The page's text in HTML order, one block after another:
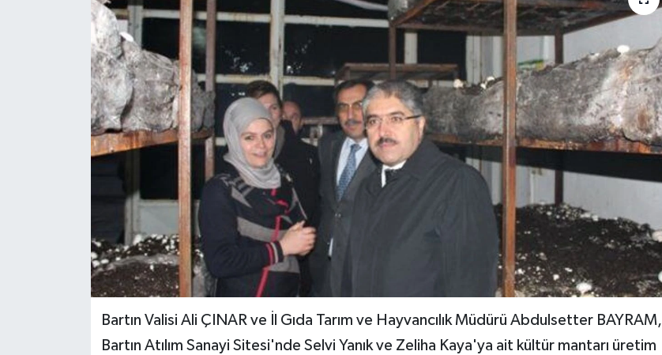
Bartın Valisi Ali ÇINAR ve İl Gıda Tarım ve Hayvancılık Müdürü Abdulsetter BAYRAM,
Bartın Atılım Sanayi Sitesi'nde Selvi Yanık ve Zeliha Kaya'ya ait kültür mantarı üretim
Sinema
Sivil Toplum